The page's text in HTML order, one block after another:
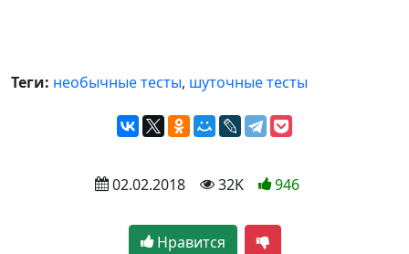
Теги: необычные тесты, шуточные тесты
02.02.2018 32K 946
Нравится